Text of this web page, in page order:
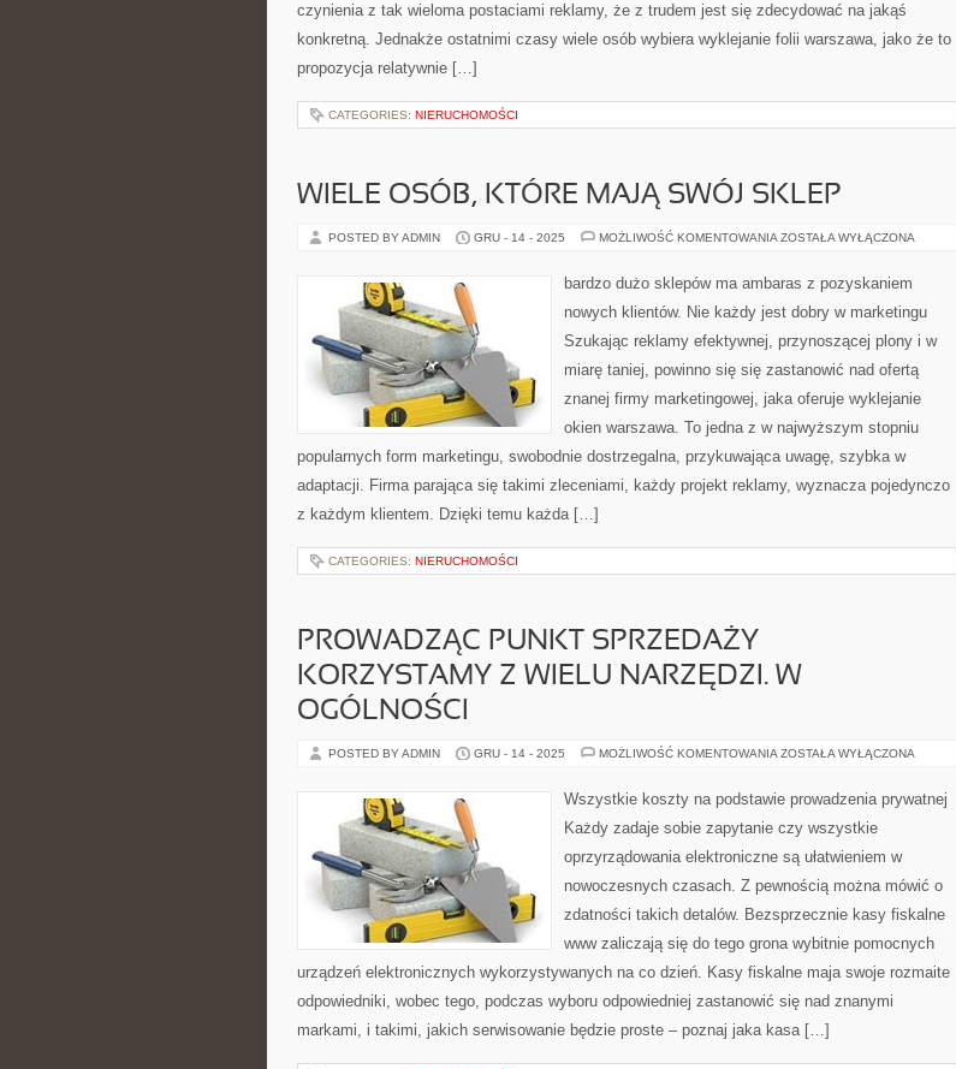
czynienia z tak wieloma postaciami reklamy, że z trudem jest się zdecydować na jakąś
konkretną. Jednakże ostatnimi czasy wiele osób wybiera wyklejanie folii warszawa, jako że to
propozycja relatywnie […]
CATEGORIES: NIERUCHOMOŚCI
WIELE OSÓB, KTÓRE MAJĄ SWÓJ SKLEP
POSTED BY ADMIN GRU - 14 - 2025 MOŻLIWOŚĆ KOMENTOWANIA WIELE
SWÓJ
ZOSTAŁA WYŁĄCZONA
bardzo dużo sklepów ma ambaras z pozyskaniem
nowych klientów. Nie każdy jest dobry w marketingu
Szukając reklamy efektywnej, przynoszącej plony i w
miarę taniej, powinno się się zastanowić nad ofertą
znanej firmy marketingowej, jaka oferuje wyklejanie
okien warszawa. To jedna z w najwyższym stopniu
popularnych form marketingu, swobodnie dostrzegalna, przykuwająca uwagę, szybka w
adaptacji. Firma parająca się takimi zleceniami, każdy projekt reklamy, wyznacza pojedynczo
z każdym klientem. Dzięki temu każda […]
CATEGORIES: NIERUCHOMOŚCI
PROWADZĄC PUNKT SPRZEDAŻY
KORZYSTAMY Z WIELU NARZĘDZI. W
OGÓLNOŚCI
POSTED BY ADMIN GRU - 14 - 2025 MOŻLIWOŚĆ KOMENTOWANIA PROWADZĄC
KORZYSTAMY
Z
NARZĘDZI.
OGÓLNOŚCI
ZOSTAŁA WYŁĄCZONA
Wszystkie koszty na podstawie prowadzenia prywatnej
Każdy zadaje sobie zapytanie czy wszystkie
oprzyrządowania elektroniczne są ułatwieniem w
nowoczesnych czasach. Z pewnością można mówić o
zdatności takich detalów. Bezsprzecznie kasy fiskalne
www zaliczają się do tego grona wybitnie pomocnych
urządzeń elektronicznych wykorzystywanych na co dzień. Kasy fiskalne maja swoje rozmaite
odpowiedniki, wobec tego, podczas wyboru odpowiedniej zastanowić się nad znanymi
markami, i takimi, jakich serwisowanie będzie proste – poznaj jaka kasa […]